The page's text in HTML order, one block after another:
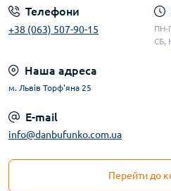
Телефони
+38 (063) 507-90-15
ПН-
СБ,
Наша адреса
м. Львів Торф'яна 25
E-mail
info@danbufunko.com.ua
Перейти до